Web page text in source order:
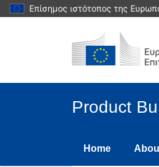
Skip
to
Επίσημος ιστότοπος της
Product
Home